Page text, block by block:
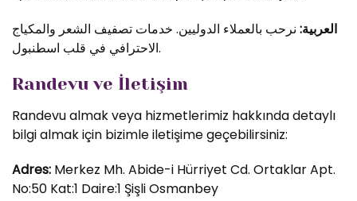
العربية: نرحب بالعملاء الدوليين. خدمات تصفيف الشعر والمكياج
الاحترافي في قلب اسطنبول.
Randevu ve İletişim
Randevu almak veya hizmetlerimiz hakkında detaylı
bilgi almak için bizimle iletişime geçebilirsiniz:
Adres: Merkez Mh. Abide-i Hürriyet Cd. Ortaklar Apt.
No:50 Kat:1 Daire:1 Şişli Osmanbey